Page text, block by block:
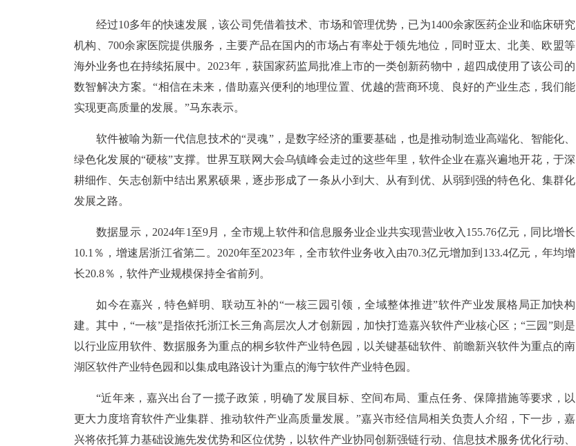
经过10多年的快速发展，该公司凭借着技术、市场和管理优势，已为1400余家医药企业和临床研究
机构、700余家医院提供服务，主要产品在国内的市场占有率处于领先地位，同时亚太、北美、欧盟等
海外业务也在持续拓展中。2023年，获国家药监局批准上市的一类创新药物中，超四成使用了该公司的
数智解决方案。“相信在未来，借助嘉兴便利的地理位置、优越的营商环境、良好的产业生态，我们能
实现更高质量的发展。”马东表示。
软件被喻为新一代信息技术的“灵魂”，是数字经济的重要基础，也是推动制造业高端化、智能化、
绿色化发展的“硬核”支撑。世界互联网大会乌镇峰会走过的这些年里，软件企业在嘉兴遍地开花，于深
耕细作、矢志创新中结出累累硕果，逐步形成了一条从小到大、从有到优、从弱到强的特色化、集群化
发展之路。
数据显示，2024年1至9月，全市规上软件和信息服务业企业共实现营业收入155.76亿元，同比增长
10.1％，增速居浙江省第二。2020年至2023年，全市软件业务收入由70.3亿元增加到133.4亿元，年均增
长20.8％，软件产业规模保持全省前列。
如今在嘉兴，特色鲜明、联动互补的“一核三园引领，全域整体推进”软件产业发展格局正加快构
建。其中，“一核”是指依托浙江长三角高层次人才创新园，加快打造嘉兴软件产业核心区；“三园”则是
以行业应用软件、数据服务为重点的桐乡软件产业特色园，以关键基础软件、前瞻新兴软件为重点的南
湖区软件产业特色园和以集成电路设计为重点的海宁软件产业特色园。
“近年来，嘉兴出台了一揽子政策，明确了发展目标、空间布局、重点任务、保障措施等要求，以
更大力度培育软件产业集群、推动软件产业高质量发展。”嘉兴市经信局相关负责人介绍，下一步，嘉
兴将依托算力基础设施先发优势和区位优势，以软件产业协同创新强链行动、信息技术服务优化行动、